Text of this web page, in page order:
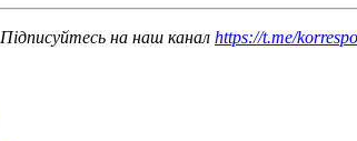
на наш канал https://t.me/